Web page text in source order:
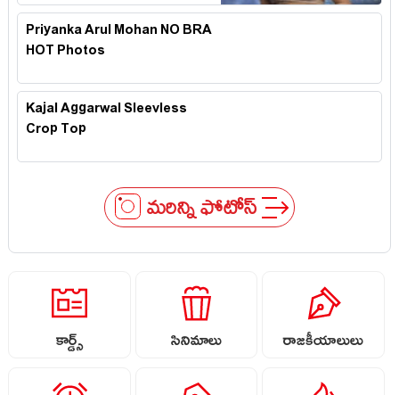
Priyanka Arul Mohan NO BRA
HOT Photos
Kajal Aggarwal Sleevless
Crop Top
మరిన్ని ఫోటోస్
కార్డ్స్ సినిమాలు రాజకీయాలులు